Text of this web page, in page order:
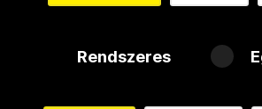
Rendszeres